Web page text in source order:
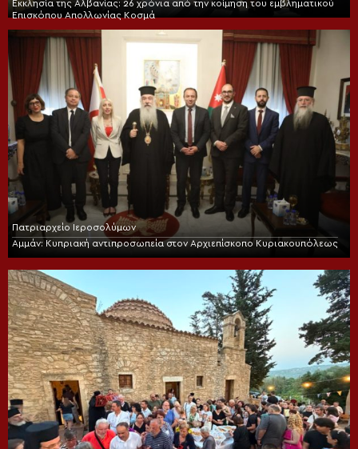
Εκκλησία της Αλβανίας: 26 χρόνια από την κοίμηση του εμβληματικού
Επισκόπου Απολλωνίας Κοσμά
Πατριαρχείο Ιεροσολύμων
Αμμάν: Κυπριακή αντιπροσωπεία στον Αρχιεπίσκοπο Κυριακουπόλεως